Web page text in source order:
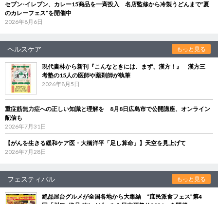
セブン‐イレブン、カレー15商品を一斉投入 名店監修から冷製うどんまで“夏
のカレーフェス”を開催中
2026年8月6日
ヘルスケア もっと見る
現代書林から新刊『こんなときには、まず、漢方！』 漢方三
考塾の15人の医師や薬剤師が執筆
2026年8月5日
重症筋無力症への正しい知識と理解を 8月8日広島市で公開講座、オンライン
配信も
2026年7月31日
【がんを生きる緩和ケア医・大橋洋平「足し算命」】天空を見上げて
2026年7月28日
フェスティバル もっと見る
絶品屋台グルメが全国各地から大集結 “庶民派食フェス”第4